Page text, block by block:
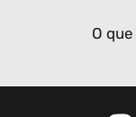
O